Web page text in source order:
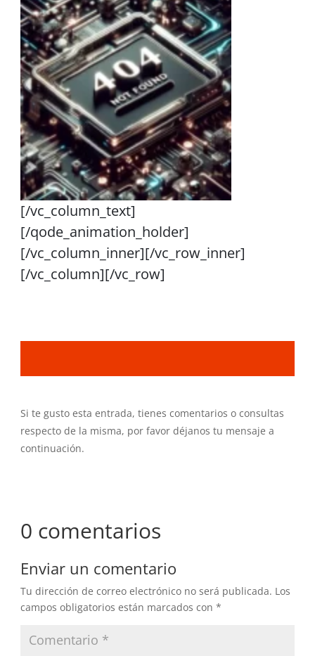
[/vc_column_text]
[/qode_animation_holder]
[/vc_column_inner][/vc_row_inner]
[/vc_column][/vc_row]
Si te gusto esta entrada, tienes comentarios o consultas
respecto de la misma, por favor déjanos tu mensaje a
continuación.
0 comentarios
Enviar un comentario
Tu dirección de correo electrónico no será publicada. Los
campos obligatorios están marcados con*